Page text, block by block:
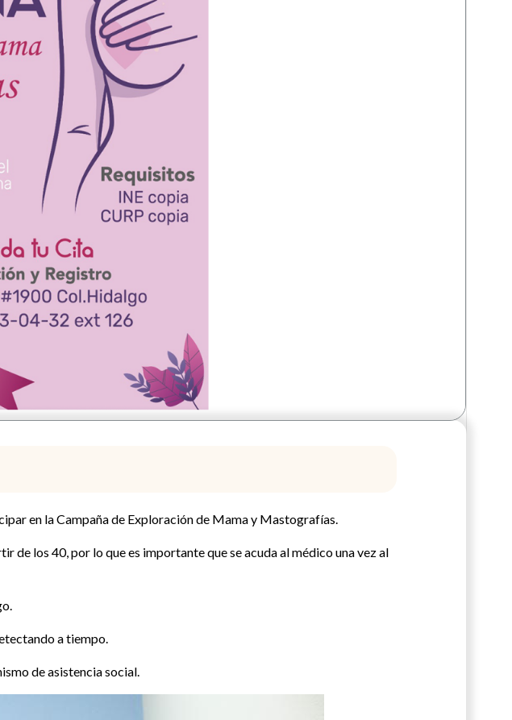
en la Campaña de Exploración de Mama y Mastografías.
de los 40, por lo que es importante que se acuda al médico una vez al
a tiempo.
de asistencia social.